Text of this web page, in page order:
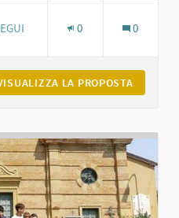
0 0
LA PROPOSTA